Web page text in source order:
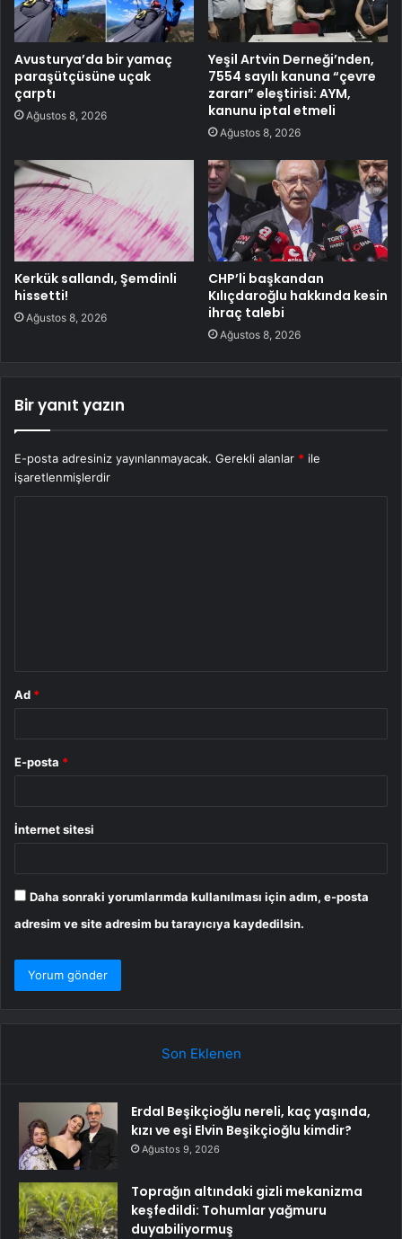
Avusturya’da bir yamaç
paraşütçüsüne uçak
çarptı
Ağustos 8, 2026
Yeşil Artvin Derneği’nden,
7554 sayılı kanuna “çevre
zararı” eleştirisi: AYM,
kanunu iptal etmeli
Ağustos 8, 2026
Kerkük sallandı, Şemdinli
hissetti!
Ağustos 8, 2026
CHP’li başkandan
Kılıçdaroğlu hakkında kesin
ihraç talebi
Ağustos 8, 2026
Bir yanıt yazın
E-posta adresiniz yayınlanmayacak. Gerekli alanlar * ile
işaretlenmişlerdir
Ad *
E-posta *
İnternet sitesi
Daha sonraki yorumlarımda kullanılması için adım, e-posta
adresim ve site adresim bu tarayıcıya kaydedilsin.
Son Eklenen
Erdal Beşikçioğlu nereli, kaç yaşında,
kızı ve eşi Elvin Beşikçioğlu kimdir?
Ağustos 9, 2026
Toprağın altındaki gizli mekanizma
keşfedildi: Tohumlar yağmuru
duyabiliyormuş